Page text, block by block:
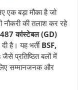
h
a
e
एक बड़ा मौका है जो
नौकरी की तलाश कर रहे
कांस्टेबल (GD)
है। यह भर्ती BSF,
जैसे प्रतिष्ठित बलों में
सम्मानजनक और